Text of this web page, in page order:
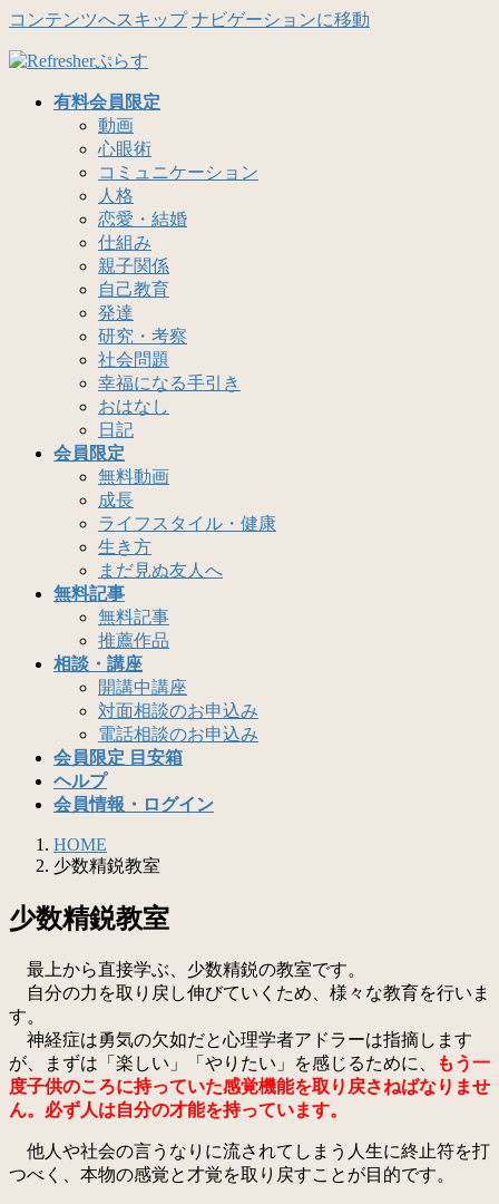
コンテンツへスキップ ナビゲーションに移動
有料会員限定
動画
心眼術
コミュニケーション
人格
恋愛・結婚
仕組み
親子関係
自己教育
発達
研究・考察
社会問題
幸福になる手引き
おはなし
日記
会員限定
無料動画
成長
ライフスタイル・健康
生き方
まだ見ぬ友人へ
無料記事
無料記事
推薦作品
相談・講座
開講中講座
対面相談のお申込み
電話相談のお申込み
会員限定 目安箱
ヘルプ
会員情報・ログイン
HOME
少数精鋭教室
少数精鋭教室
最上から直接学ぶ、少数精鋭の教室です。
自分の力を取り戻し伸びていくため、様々な教育を行いま
す。
神経症は勇気の欠如だと心理学者アドラーは指摘します
が、まずは「楽しい」「やりたい」を感じるために、
もう一
度子供のころに持っていた感覚機能を取り戻さねばなりませ
ん。必ず人は自分の才能を持っています。
他人や社会の言うなりに流されてしまう人生に終止符を打
つべく、本物の感覚と才覚を取り戻すことが目的です。